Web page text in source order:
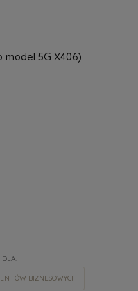
5G X406)
BIZNESOWYCH